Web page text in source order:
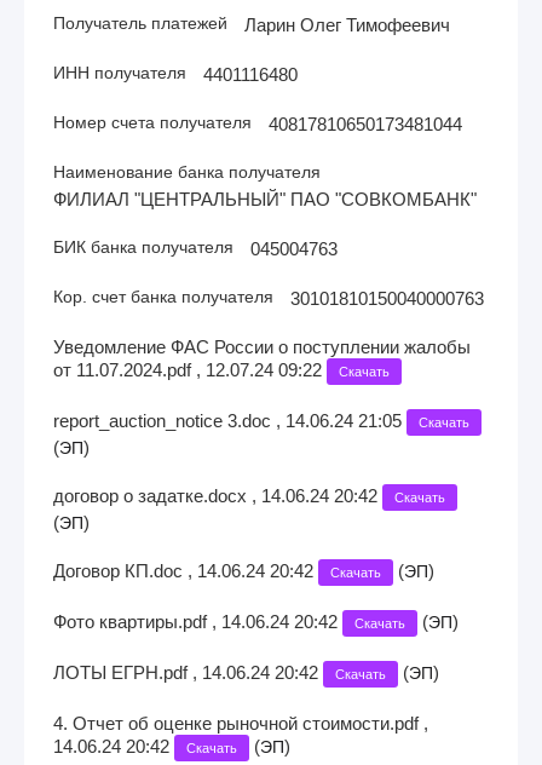
Получатель платежей Ларин Олег Тимофеевич
ИНН получателя 4401116480
Номер счета получателя 40817810650173481044
Наименование банка получателя
ФИЛИАЛ "ЦЕНТРАЛЬНЫЙ" ПАО "СОВКОМБАНК"
БИК банка получателя 045004763
Кор. счет банка получателя 30101810150040000763
Уведомление ФАС России о поступлении жалобы
от 11.07.2024.pdf , 12.07.24 09:22
Скачать
report_auction_notice 3.doc , 14.06.24 21:05 Скачать
(ЭП)
договор о задатке.docx , 14.06.24 20:42 Скачать
(ЭП)
Договор КП.doc , 14.06.24 20:42 Скачать (ЭП)
Фото квартиры.pdf , 14.06.24 20:42 Скачать (ЭП)
ЛОТЫ ЕГРН.pdf , 14.06.24 20:42 Скачать (ЭП)
4. Отчет об оценке рыночной стоимости.pdf ,
14.06.24 20:42
Скачать (ЭП)